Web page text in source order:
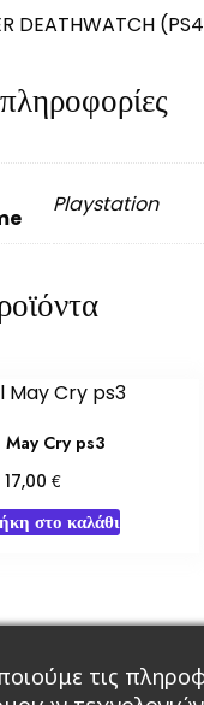
DEATHWATCH
Playstation
May Cry ps3
17,00€
στο καλάθι
Βιβλία
τις